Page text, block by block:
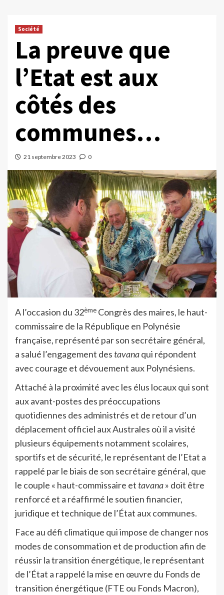
Société
La preuve que
l’Etat est aux
côtés des
communes…
21 septembre 2023 0
A l’occasion du 32ème Congrès des maires, le haut-
commissaire de la République en Polynésie
française, représenté par son secrétaire général,
a salué l’engagement des tavanaqui répondent
avec courage et dévouement aux Polynésiens.
Attaché à la proximité avec les élus locaux qui sont
aux avant-postes des préoccupations
quotidiennes des administrés et de retour d’un
déplacement officiel aux Australes où il a visité
plusieurs équipements notamment scolaires,
sportifs et de sécurité, le représentant de l’Etat a
rappelé par le biais de son secrétaire général, que
le couple « haut-commissaire et tavana» doit être
renforcé et a réaffirmé le soutien financier,
juridique et technique de l’État aux communes.
Face au défi climatique qui impose de changer nos
modes de consommation et de production afin de
réussir la transition énergétique, le représentant
de l’État a rappelé la mise en œuvre du Fonds de
transition énergétique (FTE ou Fonds Macron),